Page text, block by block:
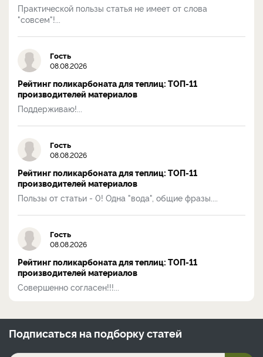
Практической пользы статья не имеет от слова
"совсем"!...
Гость
08.08.2026
Рейтинг поликарбоната для теплиц: ТОП-11
производителей материалов
Поддерживаю!...
Гость
08.08.2026
Рейтинг поликарбоната для теплиц: ТОП-11
производителей материалов
Пользы от статьи - 0! Одна "вода", общие фразы....
Гость
08.08.2026
Рейтинг поликарбоната для теплиц: ТОП-11
производителей материалов
Совершенно согласен!!!...
Подписаться на подборку статей